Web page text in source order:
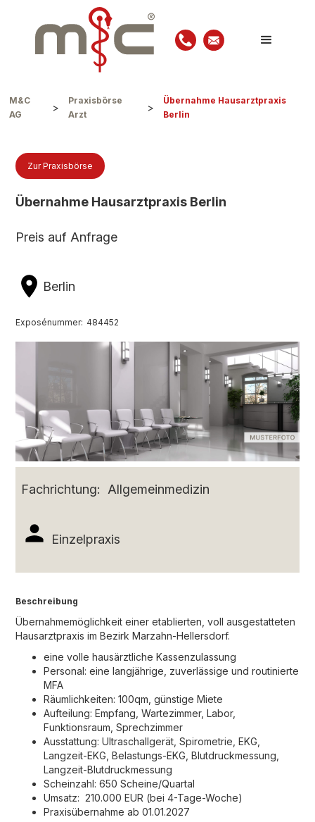
M&C
AG
>
Praxisbörse
Arzt
>
Übernahme Hausarztpraxis
Berlin
Zur Praxisbörse
Übernahme Hausarztpraxis Berlin
Preis auf Anfrage
Berlin
Exposénummer: 484452
Fachrichtung: Allgemeinmedizin
Einzelpraxis
Beschreibung
Übernahmemöglichkeit einer etablierten, voll ausgestatteten
Hausarztpraxis im Bezirk Marzahn-Hellersdorf.
eine volle hausärztliche Kassenzulassung
Personal: eine langjährige, zuverlässige und routinierte
MFA
Räumlichkeiten: 100qm, günstige Miete
Aufteilung: Empfang, Wartezimmer, Labor,
Funktionsraum, Sprechzimmer
Ausstattung: Ultraschallgerät, Spirometrie, EKG,
Langzeit-EKG, Belastungs-EKG, Blutdruckmessung,
Langzeit-Blutdruckmessung
Scheinzahl: 650 Scheine/Quartal
Umsatz: 210.000 EUR (bei 4-Tage-Woche)
Praxisübernahme ab 01.01.2027